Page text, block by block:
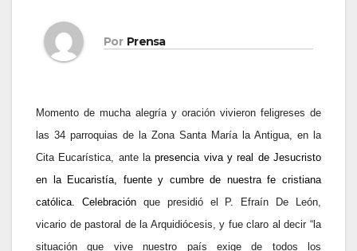
Por Prensa
Momento de mucha alegría y oración vivieron feligreses de
las 34 parroquias de la Zona Santa María la Antigua, en la
Cita Eucarística, ante lapresencia viva yreal de Jesucristo
en la Eucaristía, fuente y cumbre de nuestra fe cristiana
católica. Celebración que presidió el P. Efraín De León,
vicario de pastoral de la Arquidiócesis, y fue claro al decir “la
situación que vive nuestro país exige de todos los